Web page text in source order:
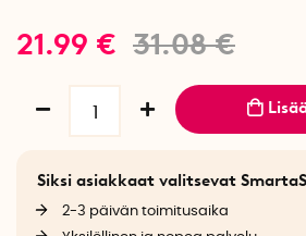
31.08€
21.99 €
Siksi asiakkaat valitsevat
2-3 päivän toimitusaika